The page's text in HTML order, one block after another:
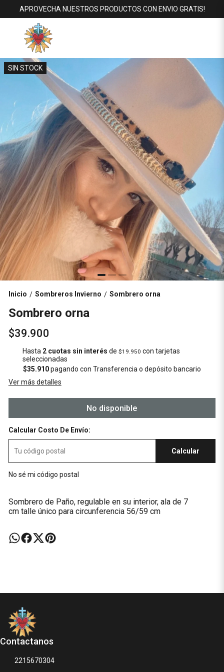
APROVECHA NUESTROS PRODUCTOS CON ENVIO GRATIS!
SIN STOCK
Inicio / Sombreros Invierno / Sombrero orna
Sombrero orna
$39.900
Hasta 2 cuotas sin interés de $19.950 con tarjetas
seleccionadas
$35.910pagando con Transferencia o depósito bancario
Ver más detalles
No disponible
Calcular Costo De Envío:
Calcular
No sé mi código postal
Sombrero de Paño, regulable en su interior, ala de 7
cm talle único para circunferencia 56/59 cm
Contactanos
2215670304